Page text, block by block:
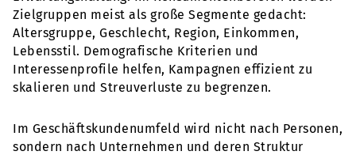
Zielgruppen meist als große Segmente gedacht:
Altersgruppe, Geschlecht, Region, Einkommen,
Lebensstil. Demografische Kriterien und
Interessenprofile helfen, Kampagnen effizient zu
skalieren und Streuverluste zu begrenzen.
Im Geschäftskundenumfeld wird nicht nach Personen,
sondern nach Unternehmen und deren Struktur